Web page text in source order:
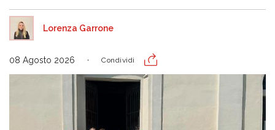
Lorenza Garrone
08 Agosto 2026 Condividi